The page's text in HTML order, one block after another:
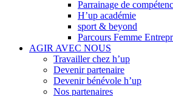
Parrainage de
H’up académie
sport & beyond
Parcours Femme
AGIR AVEC NOUS
Travailler chez h’up
Devenir partenaire
Devenir bénévole h’up
Nos partenaires